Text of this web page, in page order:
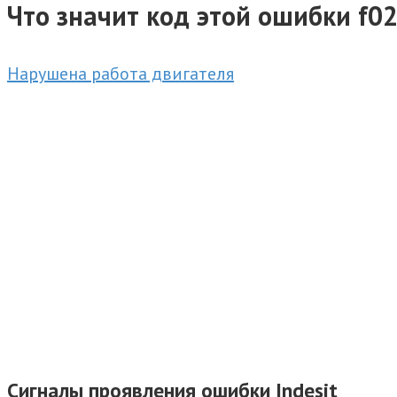
Что значит код этой ошибки
Нарушена работа двигателя
Сигналы проявления ошибки Indesit